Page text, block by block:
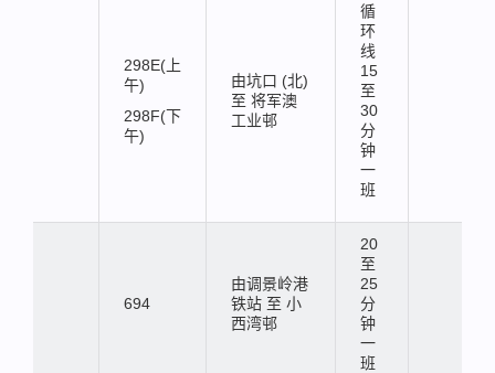
298E(上
午)
298F(下
午)
由坑口 (北)
至 将军澳
工业邨
循
环
线
15
至
30
分
钟
一
班
694
由调景岭港
铁站 至 小
西湾邨
20
至
25
分
钟
一
班